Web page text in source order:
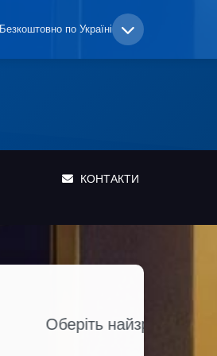
Безкоштовно по Україні
КОНТАКТИ